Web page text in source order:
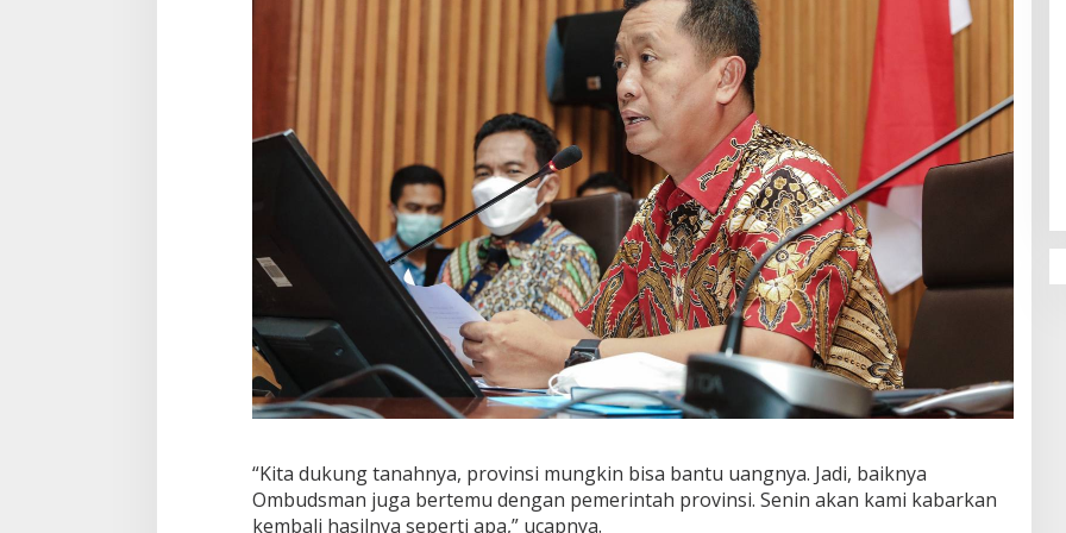
m
a
n
“Kita dukung tanahnya, provinsi mungkin bisa bantu uangnya. Jadi, baiknya
Ombudsman juga bertemu dengan pemerintah provinsi. Senin akan kami kabarkan
kembali hasilnya seperti apa,” ucapnya.
Penguatan Pendidikan Agama dan
Karakter Sekolah Nur Al Rahman
Bikin Sekolah di Malaysia Tertarik
Mempelajarinya